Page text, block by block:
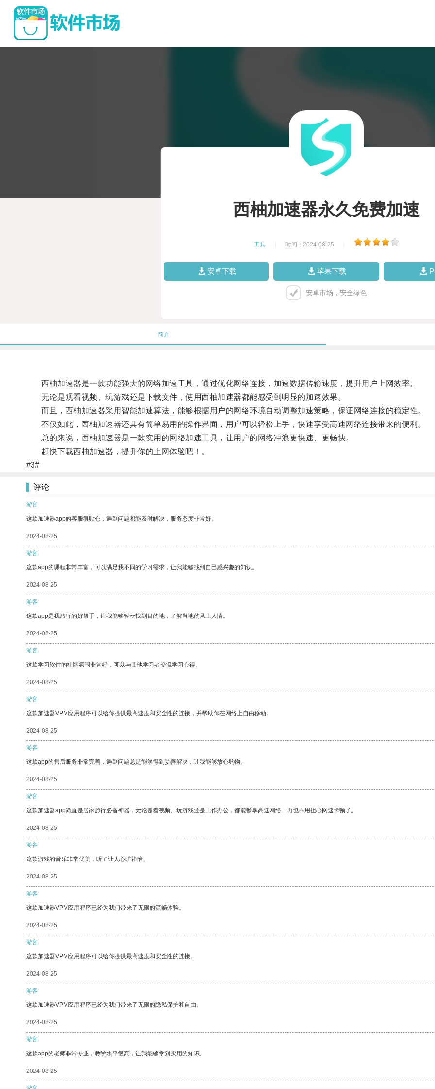
西柚加速器永久免费加速
工具 时间：2024-08-25
安卓下载 苹果下载
安卓市场，安全绿色
简介
西柚加速器是一款功能强大的网络加速工具，通过优化网络连接，加速数据传输速度，提升用户上网效率。
无论是观看视频、玩游戏还是下载文件，使用西柚加速器都能感受到明显的加速效果。
而且，西柚加速器采用智能加速算法，能够根据用户的网络环境自动调整加速策略，保证网络连接的稳定性。
不仅如此，西柚加速器还具有简单易用的操作界面，用户可以轻松上手，快速享受高速网络连接带来的便利。
总的来说，西柚加速器是一款实用的网络加速工具，让用户的网络冲浪更快速、更畅快。
赶快下载西柚加速器，提升你的上网体验吧！。
#3#
评论
游客
这款加速器app的客服很贴心，遇到问题都能及时解决，服务态度非常好。
2024-08-25
游客
这款app的课程非常丰富，可以满足我不同的学习需求，让我能够找到自己感兴趣的知识。
2024-08-25
游客
这款app是我旅行的好帮手，让我能够轻松找到目的地，了解当地的风土人情。
2024-08-25
游客
这款学习软件的社区氛围非常好，可以与其他学习者交流学习心得。
2024-08-25
游客
这款加速器VPM应用程序可以给你提供最高速度和安全性的连接，并帮助你在网络上自由移动。
2024-08-25
游客
这款app的售后服务非常完善，遇到问题总是能够得到妥善解决，让我能够放心购物。
2024-08-25
游客
这款加速器app简直是居家旅行必备神器，无论是看视频、玩游戏还是工作办公，都能畅享高速网络，再也不用担心网速卡顿了。
2024-08-25
游客
这款游戏的音乐非常优美，听了让人心旷神怡。
2024-08-25
游客
这款加速器VPM应用程序已经为我们带来了无限的流畅体验。
2024-08-25
游客
这款加速器VPM应用程序可以给你提供最高速度和安全性的连接。
2024-08-25
游客
这款加速器VPM应用程序已经为我们带来了无限的隐私保护和自由。
2024-08-25
游客
这款app的老师非常专业，教学水平很高，让我能够学到实用的知识。
2024-08-25